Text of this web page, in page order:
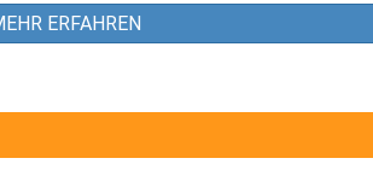
ERFAHREN